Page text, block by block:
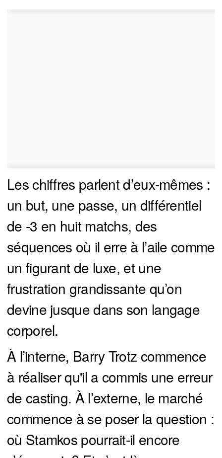
Les chiffres parlent d’eux-mêmes :
un but, une passe, un différentiel
de -3 en huit matchs, des
séquences où il erre à l’aile comme
un figurant de luxe, et une
frustration grandissante qu’on
devine jusque dans son langage
corporel.
À l’interne, Barry Trotz commence
à réaliser qu'il a commis une erreur
de casting. À l’externe, le marché
commence à se poser la question :
où Stamkos pourrait-il encore